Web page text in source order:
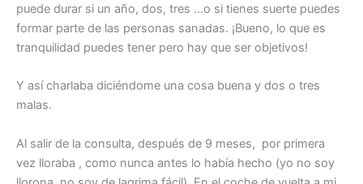
puede durar si un año, dos, tres …o si tienes suerte puedes
formar parte de las personas sanadas. ¡Bueno, lo que es
tranquilidad puedes tener pero hay que ser objetivos!
Y así charlaba diciéndome una cosa buena y dos o tres
malas.
Al salir de la consulta, después de 9 meses, por primera
vez lloraba , como nunca antes lo había hecho (yo no soy